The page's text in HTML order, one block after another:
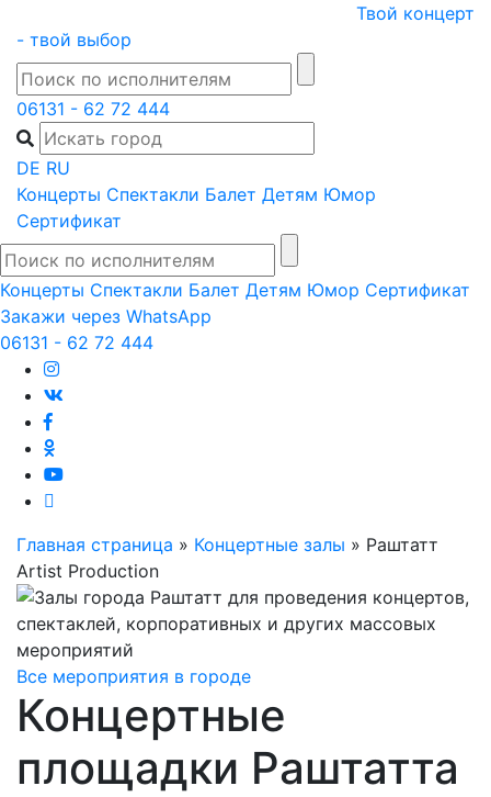
content
Твой концерт
- твой выбор
06131 - 62 72 444
DE RU
Концерты Спектакли Балет Детям Юмор
Сертификат
Концерты Спектакли Балет Детям Юмор Сертификат
Закажи через WhatsApp
06131 - 62 72 444
Главная страница » Концертные залы » Раштатт
Artist Production
Все мероприятия в городе
Концертные
площадки Раштатта